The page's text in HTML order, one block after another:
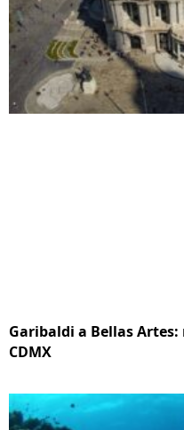
Garibaldi a Bellas
CDMX